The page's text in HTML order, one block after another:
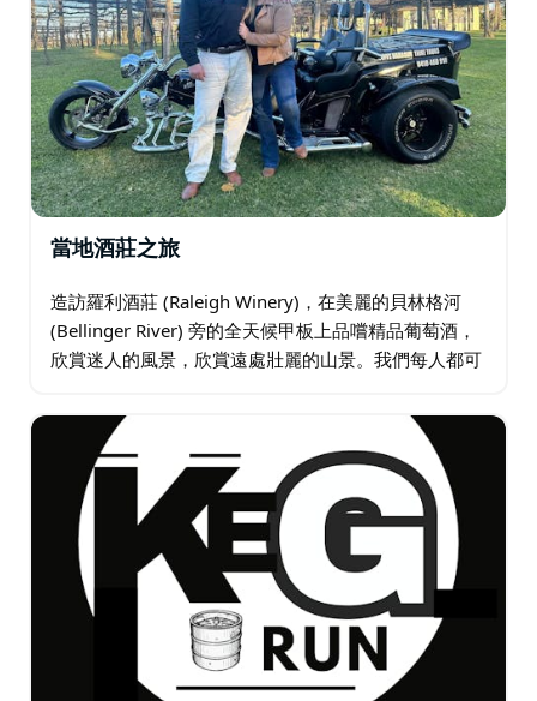
當地酒莊之旅
造訪羅利酒莊 (Raleigh Winery)，在美麗的貝林格河
(Bellinger River) 旁的全天候甲板上品嚐精品葡萄酒，
欣賞迷人的風景，欣賞遠處壯麗的山景。我們每人都可
Heads…